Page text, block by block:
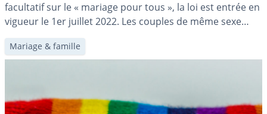
facultatif sur le « mariage pour tous », la loi est entrée en
vigueur le 1er juillet 2022. Les couples de même sexe
peuvent ainsi désormais se marier. Dans cet article, nous
montrons les changements que cela implique pour la
Mariage & famille